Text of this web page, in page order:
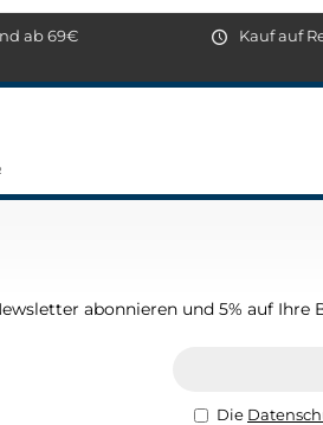
ab 69€ Kauf auf
abonnieren und 5% auf
Die